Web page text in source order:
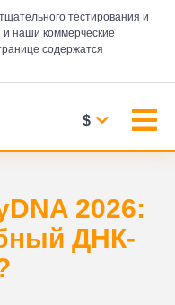
тестирования и
наши коммерческие
содержатся
$
2026:
ДНК-